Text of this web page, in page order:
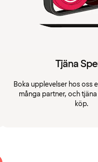
Tjäna
Boka upplevelser hos oss
många partner, och
köp.